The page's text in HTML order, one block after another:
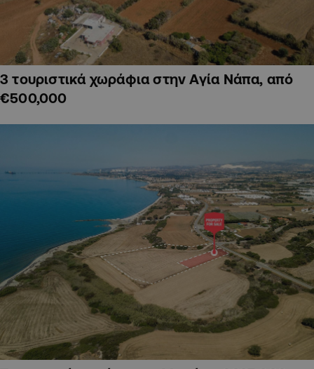
3 τουριστικά χωράφια στην Αγία Νάπα, από
€500,000